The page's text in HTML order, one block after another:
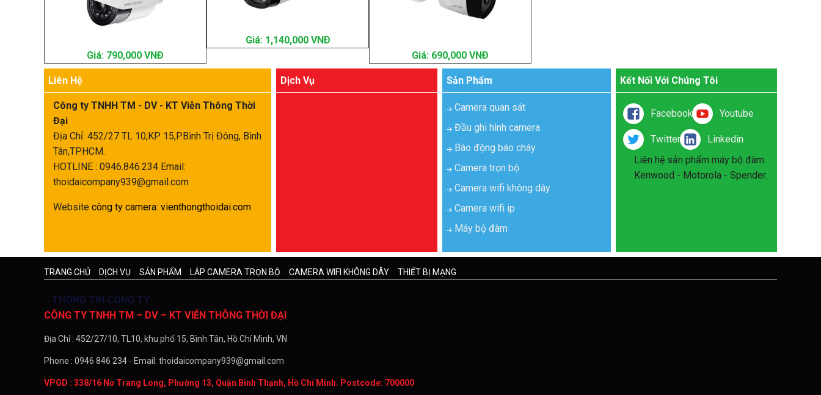
Giá: 790,000 VNÐ
Giá: 1,140,000 VNÐ
Giá: 690,000 VNÐ
Liên Hệ
Công ty TNHH TM - DV - KT Viễn Thông Thời
Đại
Địa Chỉ: 452/27 TL 10,KP 15,P.Bình Trị Đông, Bình
Tân,TPHCM.
HOTLINE : 0946.846.234 Email:
thoidaicompany939@gmail.com
Website công ty camera: vienthongthoidai.com
Dịch Vụ Sản Phẩm
Camera quan sát
Đầu ghi hình camera
Báo động báo cháy
Camera trọn bộ
Camera wifi không dây
Camera wifi ip
Máy bộ đàm
Kết Nối Với Chúng Tôi
Facebook Youtube
Twitter
Linkedin
Liên hệ sản phẩm máy bộ đàm
Kenwood - Motorola - Spender.
TRANG CHỦ DỊCH VỤ SẢN PHẨM LẮP CAMERA TRỌN BỘ CAMERA WIFI KHÔNG DÂY THIẾT BỊ MẠNG
THÔNG TIN CÔNG TY
CÔNG TY TNHH TM – DV – KT VIỄN THÔNG THỜI ĐẠI
Địa Chỉ : 452/27/10, TL10, khu phố 15, Bình Tân, Hồ Chí Minh, VN
Phone : 0946 846 234 - Email: thoidaicompany939@gmail.com
VPGD : 338/16 Nơ Trang Long, Phường 13, Quận Bình Thạnh, Hồ Chí Minh. Postcode: 700000